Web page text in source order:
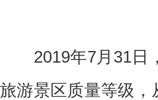
2019年7月31日，
旅游景区质量等级，